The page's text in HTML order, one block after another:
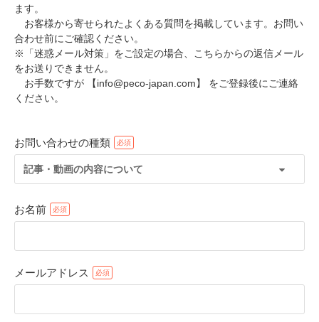
ます。
お客様から寄せられたよくある質問を掲載しています。お問い
合わせ前にご確認ください。
※「迷惑メール対策」をご設定の場合、こちらからの返信メール
をお送りできません。
お手数ですが 【info@peco-japan.com】 をご登録後にご連絡
ください。
お問い合わせの種類
記事・動画の内容について
お名前
メールアドレス